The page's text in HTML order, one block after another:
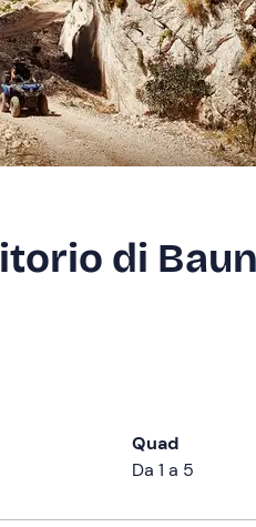
di
Quad
Da 1 a 5